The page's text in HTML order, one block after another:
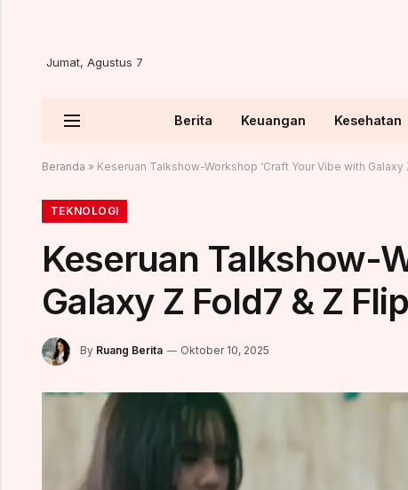
Jumat, Agustus 7
Berita Keuangan Kesehatan
Beranda » Keseruan Talkshow-Workshop ‘Craft Your Vibe with Galaxy
TEKNOLOGI
Keseruan Talkshow-
Galaxy Z Fold7 & Z
By Ruang Berita Oktober 10, 2025